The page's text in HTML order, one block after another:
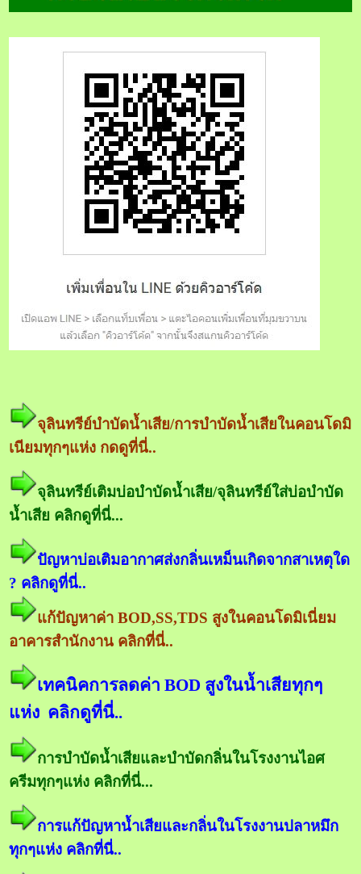
จุลินทรีย์บำบัดน้ำเสีย/การบำบัดน้ำเสียในคอนโดมิ
เนียมทุกๆแห่ง กดดูที่นี่..
จุลินทรีย์เติมบ่อบำบัดน้ำเสีย/จุลินทรีย์ใส่บ่อบำบัด
น้ำเสีย คลิกดูที่นี่...
ปัญหาบ่อเติมอากาศส่งกลิ่นเหม็นเกิดจากสาเหตุใด
? คลิกดูที่นี่..
แก้ปัญหาค่า BOD,SS,TDS สูงในคอนโดมิเนี่ยม
อาคารสำนักงาน คลิกที่นี่..
เทคนิคการลดค่า BOD สูงในน้ำเสียทุกๆ
แห่ง คลิกดูที่นี่..
การบำบัดน้ำเสียและบำบัดกลิ่นในโรงงานไอศ
ครีมทุกๆแห่ง คลิกที่นี่...
การแก้ปัญหาน้ำเสียและกลิ่นในโรงงานปลาหมึก
ทุกๆแห่ง คลิกที่นี่..